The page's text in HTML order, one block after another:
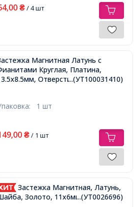
₴/ 4 шт
Магнитная Латунь с
Круглая, Платина,
Отверстие 1.2х1.4мм,
...(УТ100031410)
1 шт
₴/ 1 шт
Застежка Магнитная, Латунь,
Золото, 11х6мм, Отв. 1мм,
...(УТ0026696)